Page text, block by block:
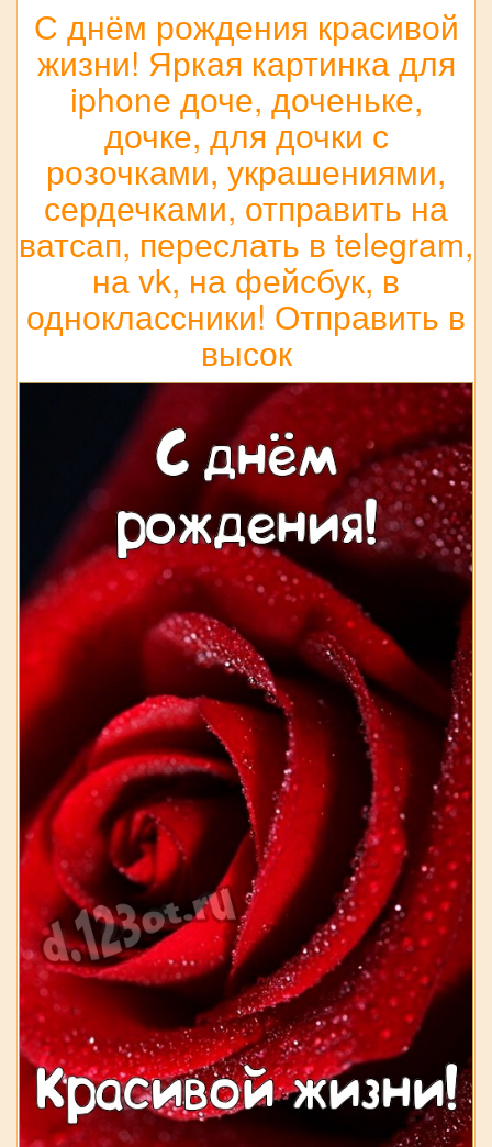
С днём рождения красивой
жизни! Яркая картинка для
iphone доче, доченьке,
дочке, для дочки с
розочками, украшениями,
сердечками, отправить на
ватсап, переслать в telegram,
на vk, на фейсбук, в
одноклассники! Отправить в
высок